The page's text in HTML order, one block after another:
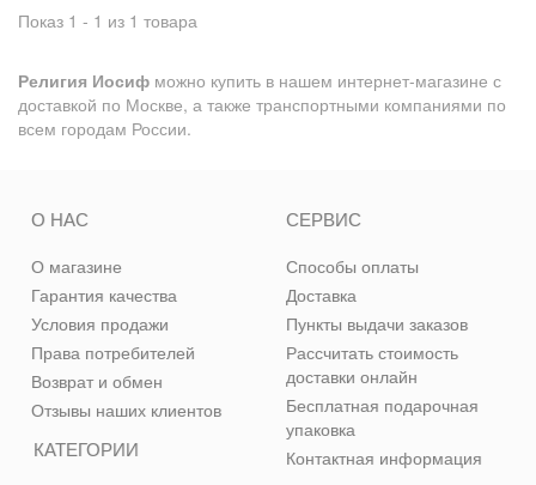
Показ 1 - 1 из 1 товара
Религия Иосиф можно купить в нашем интернет-магазине с
доставкой по Москве, а также транспортными компаниями по
всем городам России.
КАТЕГОРИИ
О НАС
О магазине
Гарантия качества
Условия продажи
Права потребителей
Возврат и обмен
Отзывы наших клиентов
СЕРВИС
Способы оплаты
Доставка
Пункты выдачи заказов
Рассчитать стоимость
доставки онлайн
Бесплатная подарочная
упаковка
Контактная информация